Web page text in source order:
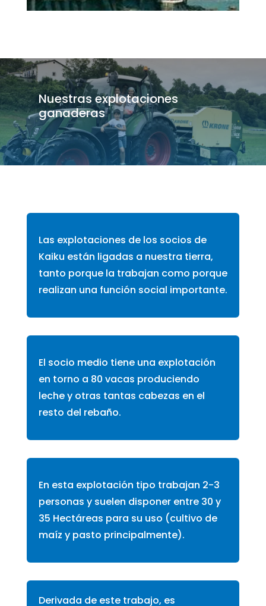
Nuestras explotaciones
ganaderas
Las explotaciones de los socios de
Kaiku están ligadas a nuestra tierra,
tanto porque la trabajan como porque
realizan una función social importante.
El socio medio tiene una explotación
en torno a 80 vacas produciendo
leche y otras tantas cabezas en el
resto del rebaño.
En esta explotación tipo trabajan 2-3
personas y suelen disponer entre 30 y
35 Hectáreas para su uso (cultivo de
maíz y pasto principalmente).
Derivada de este trabajo, es